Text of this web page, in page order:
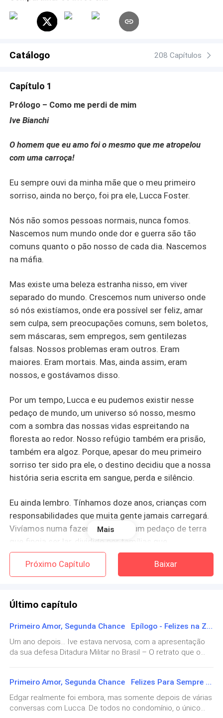
que a vida e o amor podem surgir nos lugares mais
improváveis, e que o verdadeiro encontro com o passado
Catálogo 208 Capítulos
Capítulo 1
Prólogo – Como me perdi de mim
Ive Bianchi
O homem que eu amo foi o mesmo que me atropelou
com uma carroça!
Eu sempre ouvi da minha mãe que o meu primeiro
sorriso, ainda no berço, foi pra ele, Lucca Foster.
Nós não somos pessoas normais, nunca fomos.
Nascemos num mundo onde dor e guerra são tão
comuns quanto o pão nosso de cada dia. Nascemos
na máfia.
Mas existe uma beleza estranha nisso, em viver
separado do mundo. Crescemos num universo onde
só nós existíamos, onde era possível ser feliz, amar
sem culpa, sem preocupações comuns, sem boletos,
sem máscaras, sem empregos, sem gentilezas
falsas. Nossos problemas eram outros. Eram
maiores. Eram mortais. Mas, ainda assim, eram
nossos, e gostávamos disso.
Por um tempo, Lucca e eu pudemos existir nesse
pedaço de mundo, um universo só nosso, mesmo
com a sombra das nossas vidas espreitando na
floresta ao redor. Nosso refúgio também era prisão,
também era algoz. Porque, apesar do meu primeiro
sorriso ter sido pra ele, o destino decidiu que a nossa
história seria escrita em sangue, perda e silêncio.
Eu ainda lembro. Tínhamos doze anos, crianças com
responsabilidades que muita gente jamais carregará.
Vivíamos numa fazenda isolada, um pedaço de terra
que fingia ser lar, dividido por famílias que
compartilhavam esconderijos, fugas, noites em claro.
Crescemos juntos.
festa bonita, simples e tímida, daquelas que deveriam
de um dos nossos, e Lucca e eu éramos parte de algo
maior. Mas, na máfia, ninguém é criança de verdade.
protegida. Com doze anos ele já era enorme, com
músculos que pareciam impossíveis até para um
adulto. Lucca era capaz de matar homens treinados
Mais
Próximo Capítulo Baixar
Último capítulo
Primeiro Amor, Segunda Chance Epílogo - Felizes na Zona Cinzenta
Um ano depois... Ive estava nervosa, com a apresentação
da sua defesa Ditadura Militar no Brasil – O retrato que o
para o que deveria ser só um trabalho de faculdade. Todos
sabiam que a mulher que falava no anfiteatro da
Universidade Federal do Mato Grosso do Sul não estava ali
Primeiro Amor, Segunda Chance Felizes Para Sempre (Do Nosso Jeito)
Edgar realmente foi embora, mas somente depois de várias
conversas com Lucca. De todos no condomínio, o único